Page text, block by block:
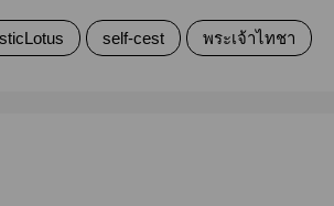
self-cest พระเจ้าไทชา